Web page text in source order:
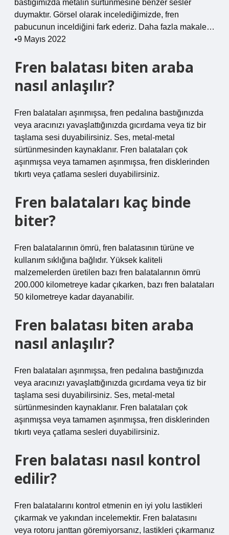
bastığımızda metalin sürtünmesine benzer sesler
duymaktır. Görsel olarak incelediğimizde, fren
pabucunun inceldiğini fark ederiz. Daha fazla makale…
•9 Mayıs 2022
Fren balatası biten araba
nasıl anlaşılır?
Fren balataları aşınmışsa, fren pedalına bastığınızda
veya aracınızı yavaşlattığınızda gıcırdama veya tiz bir
taşlama sesi duyabilirsiniz. Ses, metal-metal
sürtünmesinden kaynaklanır. Fren balataları çok
aşınmışsa veya tamamen aşınmışsa, fren disklerinden
tıkırtı veya çatlama sesleri duyabilirsiniz.
Fren balataları kaç binde
biter?
Fren balatalarının ömrü, fren balatasının türüne ve
kullanım sıklığına bağlıdır. Yüksek kaliteli
malzemelerden üretilen bazı fren balatalarının ömrü
200.000 kilometreye kadar çıkarken, bazı fren balataları
50 kilometreye kadar dayanabilir.
Fren balatası biten araba
nasıl anlaşılır?
Fren balataları aşınmışsa, fren pedalına bastığınızda
veya aracınızı yavaşlattığınızda gıcırdama veya tiz bir
taşlama sesi duyabilirsiniz. Ses, metal-metal
sürtünmesinden kaynaklanır. Fren balataları çok
aşınmışsa veya tamamen aşınmışsa, fren disklerinden
tıkırtı veya çatlama sesleri duyabilirsiniz.
Fren balatası nasıl kontrol
edilir?
Fren balatalarını kontrol etmenin en iyi yolu lastikleri
çıkarmak ve yakından incelemektir. Fren balatasını
veya rotoru janttan göremiyorsanız, lastikleri çıkarmanız